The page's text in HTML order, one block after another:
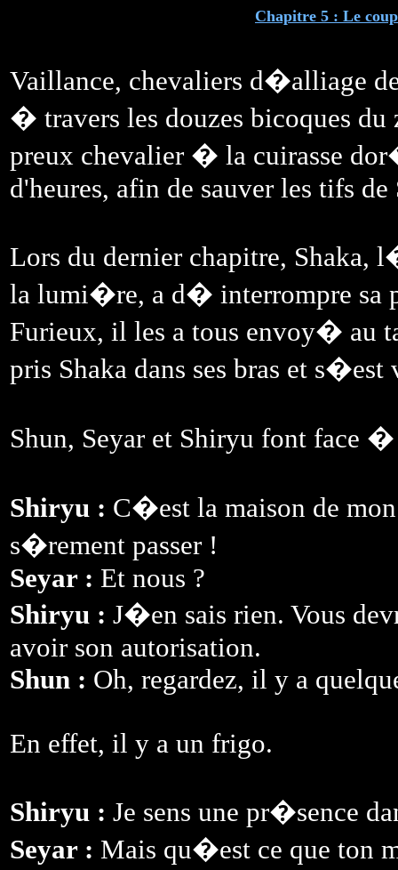
Chapitre 5 : Le
Vaillance, chevaliers d�alliage
� travers les douzes bicoques
preux chevalier � la cuirasse
d'heures, afin de sauver les tifs de
Lors du dernier chapitre,
la lumi�re, a d� interrompre sa
Furieux, il les a tous envoy� au
pris Shaka dans ses bras et
Shun, Seyar et Shiryu font face
Shiryu : C�est la maison de
s�rement passer !
Seyar : Et nous ?
Shiryu : J�en sais rien. Vous
avoir son autorisation.
Shun : Oh, regardez, il y a
En effet, il y a un frigo.
Shiryu : Je sens une pr�sence
Seyar : Mais qu�est ce que ton